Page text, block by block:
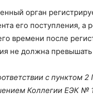
орган
его поступления, а
времени после
не должна
с пунктом
Коллегии ЕЭК №